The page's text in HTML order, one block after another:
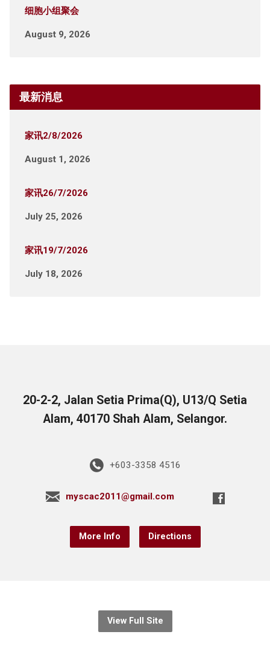
细胞小组聚会
August 9, 2026
最新消息
家讯2/8/2026
August 1, 2026
家讯26/7/2026
July 25, 2026
家讯19/7/2026
July 18, 2026
20-2-2, Jalan Setia Prima(Q), U13/Q Setia
Alam, 40170 Shah Alam, Selangor.
+603-3358 4516
myscac2011@gmail.com
More Info Directions
View Full Site